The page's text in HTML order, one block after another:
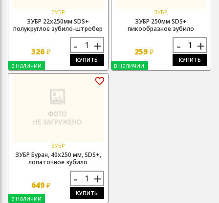
ЗУБР
ЗУБР 22х250мм SDS+
полукруглое зубило-штробер
326₽ - +
КУПИТЬ
в наличии
ЗУБР
ЗУБР 250мм SDS+
пикообразное зубило
259 ₽ - +
КУПИТЬ
в наличии
ЗУБР
ЗУБР Буран, 40х250 мм, SDS+,
лопаточное зубило
649₽ - +
КУПИТЬ
в наличии